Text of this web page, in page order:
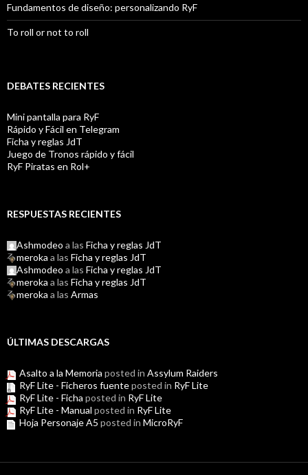
Fundamentos de diseño: personalizando RyF
To roll or not to roll
DEBATES RECIENTES
Mini pantalla para RyF
Rápido y Fácil en Telegram
Ficha y reglas JdT
Juego de Tronos rápido y fácil
RyF Piratas en Rol+
RESPUESTAS RECIENTES
Ashmodeo a las Ficha y reglas JdT
meroka a las Ficha y reglas JdT
Ashmodeo a las Ficha y reglas JdT
meroka a las Ficha y reglas JdT
meroka a las Armas
ÚLTIMAS DESCARGAS
Asalto a la Memoria posted in Assylum Raiders
RyF Lite - Ficheros fuenteposted in RyF Lite
RyF Lite - Ficha posted in RyF Lite
RyF Lite - Manual posted in RyF Lite
Hoja Personaje A5 posted in MicroRyF